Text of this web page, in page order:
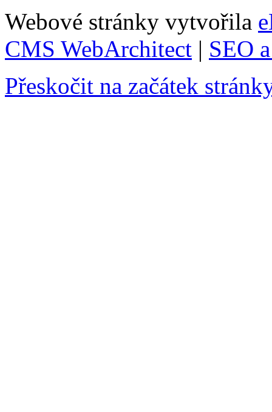
Webové stránky vytvořila
CMS WebArchitect | SEO
Přeskočit na začátek